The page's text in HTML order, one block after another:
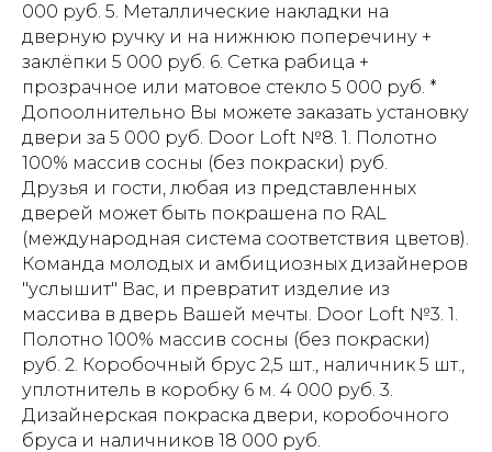
000 руб. 5. Металлические накладки на
дверную ручку и на нижнюю поперечину +
заклёпки 5 000 руб. 6. Сетка рабица +
прозрачное или матовое стекло 5 000 руб. *
Допоолнительно Вы можете заказать установку
двери за 5 000 руб. Door Loft №8. 1. Полотно
100% массив сосны (без покраски) руб.
Друзья и гости, любая из представленных
дверей может быть покрашена по RAL
(международная система соответствия цветов).
Команда молодых и амбициозных дизайнеров
"услышит" Вас, и превратит изделие из
массива в дверь Вашей мечты. Door Loft №3. 1.
Полотно 100% массив сосны (без покраски)
руб. 2. Коробочный брус 2,5 шт., наличник 5 шт.,
уплотнитель в коробку 6 м. 4 000 руб. 3.
Дизайнерская покраска двери, коробочного
бруса и наличников 18 000 руб.